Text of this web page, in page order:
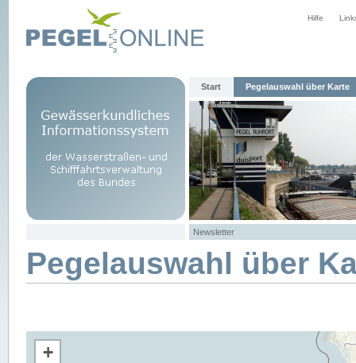
Hilfe
Start Pegelauswahl über Karte
Newsletter
Pegelauswahl über
+